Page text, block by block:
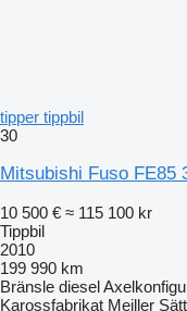
tipper tippbil
30
Mitsubishi Fuso FE85
10 500 € ≈ 115 100 kr
Tippbil
2010
199 990 km
Bränsle diesel
Karossfabrikat Meiller